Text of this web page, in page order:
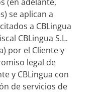
se aplican a
a CBLingua
CBLingua S.L.
por el Cliente y
legal de
y CBLingua con
de servicios de